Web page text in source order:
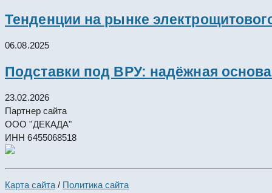
Тенденции на рынке
06.08.2025
Подставки под ВРУ: надёжная
23.02.2026
Партнер сайта
ООО "ДЕКАДА"
ИНН 6455068518
Карта сайта / Политика сайта